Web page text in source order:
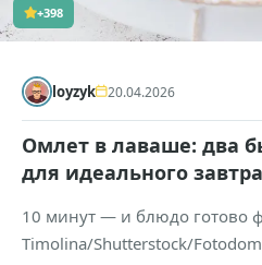
+398
loyzyk 20.04.2026
Омлет в лаваше: два
для идеального
10 минут — и блюдо готово
Timolina/Shutterstock/